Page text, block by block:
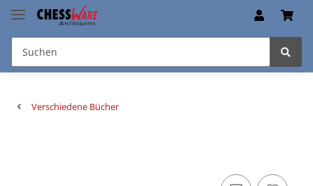
Verschiedene Bücher